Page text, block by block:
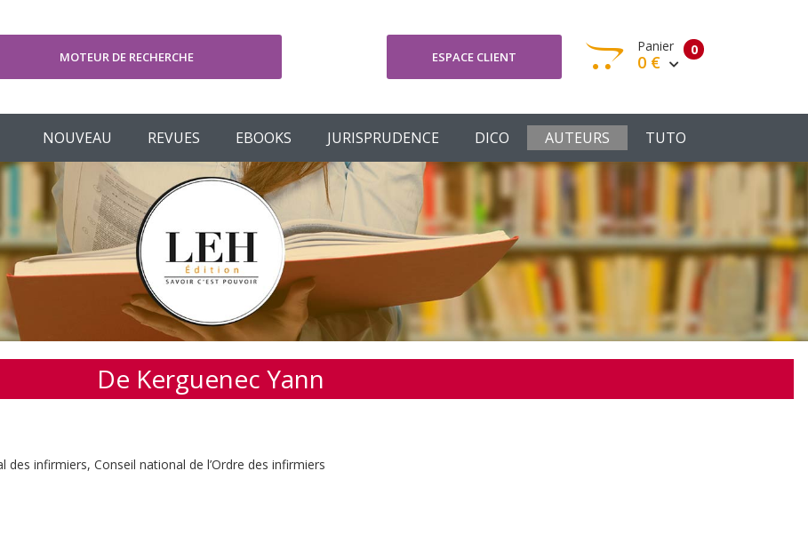
MOTEUR DE RECHERCHE ESPACE CLIENT 0
Panier
0 €
Votre panier est vide
Votre Panier Commander
NOUVEAU REVUES EBOOKS JURISPRUDENCE DICO AUTEURS TUTO
De Kerguenec Yann
des infirmiers, Conseil national de l’Ordre des infirmiers